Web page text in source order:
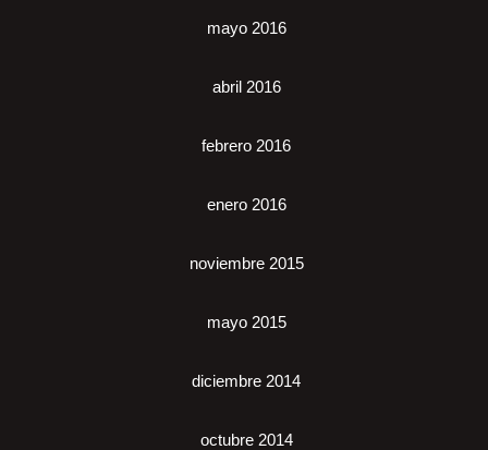
mayo 2016
abril 2016
febrero 2016
enero 2016
noviembre 2015
mayo 2015
diciembre 2014
octubre 2014